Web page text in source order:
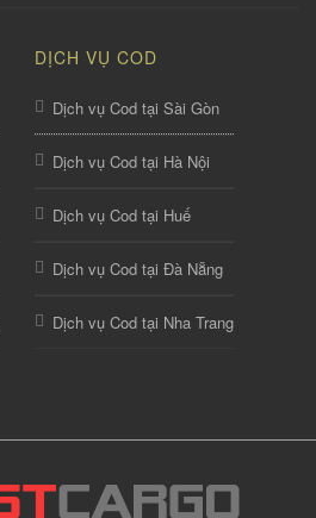
DỊCH VỤ COD
Dịch vụ Cod tại Sài Gòn
Dịch vụ Cod tại Hà Nội
Dịch vụ Cod tại Huế
Dịch vụ Cod tại Đà Nẵng
Dịch vụ Cod tại Nha Trang